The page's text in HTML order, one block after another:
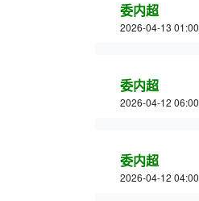
委内超
2026-04-13 01:00
委内超
2026-04-12 06:00
委内超
2026-04-12 04:00